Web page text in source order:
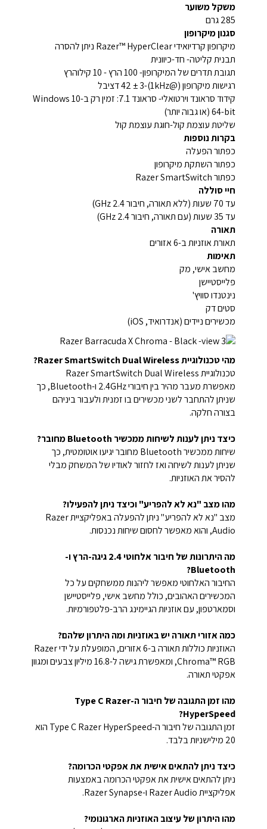
משקל משוער
285 גרם
סגנון מיקרופון
מיקרופון קרדיואידי Razer™ HyperClear ניתן להסרה
תבנית קליטה- חד-כיוונית
תגובת תדרים של המיקרופון- 100 הרץ - 10 קילוהרץ
רגישות מיקרופון (@1kHz)-42 ± 3 דציבל
קידוד סראונד וירטואלי- סראונד 7.1: זמין רק ב-Windows 10
64-bit (או גבוה יותר)
שליטת עוצמת קול-חוגת עוצמת קול
בקרות נוספות
כפתור הפעלה
כפתור השתקת מיקרופון
כפתור Razer SmartSwitch
חיי סוללה
עד 70 שעות (ללא תאורה, חיבור 2.4 GHz)
עד 35 שעות (עם תאורה, חיבור 2.4 GHz)
תאורה
תאורת אוזניות ב-6 אזורים
תאימות
מחשב אישי, מק
פלייסטיישן
נינטנדו סוויץ'
סטים דק
מכשירים ניידים (אנדרואיד, iOS)
מהי טכנולוגיית Razer SmartSwitch Dual Wireless?
טכנולוגיית Razer SmartSwitch Dual Wireless
מאפשרת מעבר מהיר בין חיבורי 2.4GHz ו-Bluetooth, כך
שניתן להתחבר לשני מכשירים בו זמנית ולעבור ביניהם
בצורה חלקה.
כיצד ניתן לענות לשיחות ממכשיר Bluetooth מחובר?
שיחות ממכשיר Bluetooth מחובר יגיעו אוטומטית, כך
שניתן לענות לשיחה ואז לחזור לאודיו של המשחק מבלי
להסיר את האוזניות.
מהו מצב "נא לא להפריע" וכיצד ניתן להפעילו?
מצב "נא לא להפריע" ניתן להפעלה באפליקציית Razer
Audio, והוא מאפשר לחסום שיחות נכנסות.
מה היתרונות של חיבור אלחוטי 2.4 גיגה-הרץ ו-
Bluetooth?
החיבור האלחוטי מאפשר ליהנות ממשחקים על כל
המכשירים האהובים, כולל מחשב אישי, פלייסטיישן
וסמארטפון, עם אוזניות הגיימינג הרב-פלטפורמיות.
כמה אזורי תאורה יש באוזניות ומה היתרון שלהם?
האוזניות כוללות תאורה ב-6 אזורים, המופעלת על ידי Razer
Chroma™ RGB, ומאפשרת גישה ל-16.8 מיליון צבעים ומגוון
אפקטי תאורה.
מהו זמן התגובה של חיבור ה-Type C Razer
HyperSpeed?
זמן התגובה של חיבור ה-Type C Razer HyperSpeed הוא
20 מילישניות בלבד.
כיצד ניתן להתאים אישית את אפקטי הכרומה?
ניתן להתאים אישית את אפקטי הכרומה באמצעות
אפליקציית Razer Audio ו-Razer Synapse.
מהו היתרון של עיצוב האוזניות הארגונומי?